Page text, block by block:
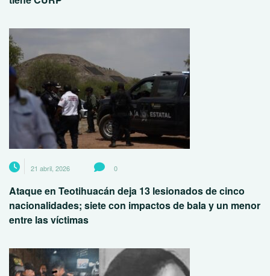
21 abril, 2026 0
Ataque en Teotihuacán deja 13 lesionados de cinco
nacionalidades; siete con impactos de bala y un menor
entre las víctimas